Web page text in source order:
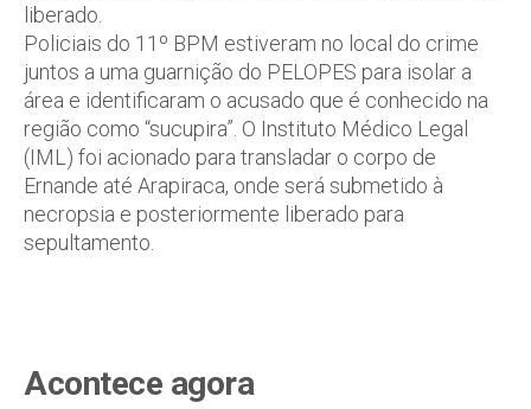
liberado.
Policiais do 11º BPM estiveram no local do crime
juntos a uma guarnição do PELOPES para isolar a
área e identificaram o acusado que é conhecido na
região como “sucupira”. O Instituto Médico Legal
(IML) foi acionado para transladar o corpo de
Ernande até Arapiraca, onde será submetido à
necropsia e posteriormente liberado para
sepultamento.
Acontece agora